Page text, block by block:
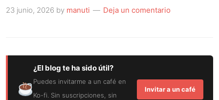
23 junio, 2026 by manuti Deja un comentario
¿El blog te ha sido útil?
Puedes invitarme a un café en
Ko-fi. Sin suscripciones, sin
Invitar a un café